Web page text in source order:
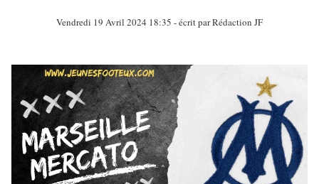
Vendredi 19 Avril 2024 18:35 - écrit par Rédaction JF